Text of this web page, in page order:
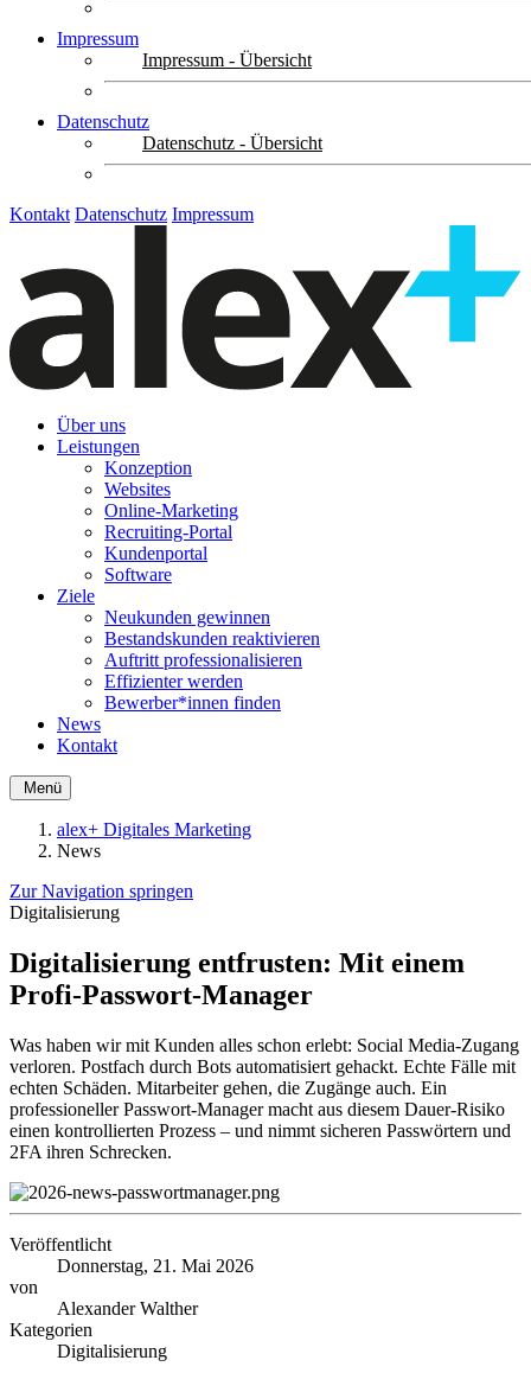
Impressum
Impressum - Übersicht
Datenschutz
Datenschutz - Übersicht
Kontakt Datenschutz Impressum
Über uns
Leistungen
Konzeption
Websites
Online-Marketing
Recruiting-Portal
Kundenportal
Software
Ziele
Neukunden gewinnen
Bestandskunden reaktivieren
Auftritt professionalisieren
Effizienter werden
Bewerber*innen finden
News
Kontakt
Menü
alex+ Digitales Marketing
News
Zur Navigation springen
Digitalisierung
Digitalisierung entfrusten: Mit einem
Profi-Passwort-Manager
Was haben wir mit Kunden alles schon erlebt: Social Media-Zugang
verloren. Postfach durch Bots automatisiert gehackt. Echte Fälle mit
echten Schäden. Mitarbeiter gehen, die Zugänge auch. Ein
professioneller Passwort-Manager macht aus diesem Dauer-Risiko
einen kontrollierten Prozess – und nimmt sicheren Passwörtern und
2FA ihren Schrecken.
Veröffentlicht
Donnerstag, 21. Mai 2026
von
Alexander Walther
Kategorien
Digitalisierung